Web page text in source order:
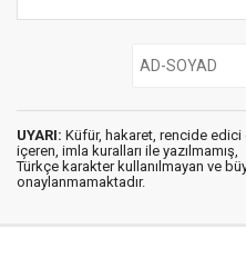
UYARI: Küfür, hakaret, rencide edici
içeren, imla kuralları ile yazılmamış,
Türkçe karakter kullanılmayan ve
onaylanmamaktadır.